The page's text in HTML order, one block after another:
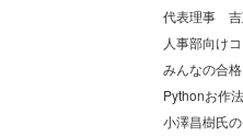
代表理事 吉
人事部向け
みんなの合
Pythonお作
小澤昌樹氏